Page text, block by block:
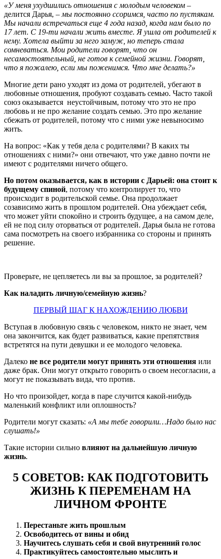
«У меня ухудшились отношения с молодым человеком –
делится Дарья, – мы постоянно ссоримся, часто по пустякам.
Мы начали встречаться еще 4 года назад, когда нам было по
17 лет. С 19-ти начали жить вместе. Я ушла от родителей к
нему. Хотела выйти за него замуж, но теперь стала
сомневаться. Мои родители говорят, что он
несамостоятельный, не готов к семейной жизни. Говорят,
что я пожалею, если мы поженимся. Что мне делать?»
Многие дети рано уходят из дома от родителей, убегают в
любовные отношения, пробуют создавать семью. Часто такой
союз оказывается неустойчивым, потому что это не про
любовь и не про желание создать семью. Это про желание
сбежать от родителей, потому что с ними уже невыносимо
жить.
На вопрос: «Как у тебя дела с родителями? В каких ты
отношениях с ними?» они отвечают, что уже давно почти не
имеют с родителями ничего общего.
Но потом оказывается, как в истории с Дарьей: она стоит к
будущему спиной, потому что контролирует то, что
происходит в родительской семье. Она продолжает
созависимо жить в прошлом родителей. Она убеждает себя,
что может уйти спокойно и строить будущее, а на самом деле,
ей не под силу оторваться от родителей. Дарья была не готова
сама посмотреть на своего избранника со стороны и принять
решение.
Проверьте, не цепляетесь ли вы за прошлое, за родителей?
Как наладить личную/семейную жизнь?
ПЕРВЫЙ ШАГ К НАХОЖДЕНИЮ ЛЮБВИ
Вступая в любовную связь с человеком, никто не знает, чем
она закончится, как будет развиваться, какие препятствия
встретятся на пути девушки и ее молодого человека.
Далеко не все родители могут принять эти отношения или
даже брак. Они могут открыто говорить о своем несогласии, а
могут не показывать вида, что против.
Но что произойдет, когда в паре случится какой-нибудь
маленький конфликт или оплошность?
Родители могут сказать: «А мы тебе говорили…Надо было нас
слушать!»
Такие истории сильно влияют на дальнейшую личную
жизнь.
5 СОВЕТОВ: КАК ПОДГОТОВИТЬ
ЖИЗНЬ К ПЕРЕМЕНАМ НА
ЛИЧНОМ ФРОНТЕ
Перестаньте жить прошлым
Освободитесь от вины и обид
Научитесь слушать себя и свой внутренний голос
Практикуйтесь самостоятельно мыслить и